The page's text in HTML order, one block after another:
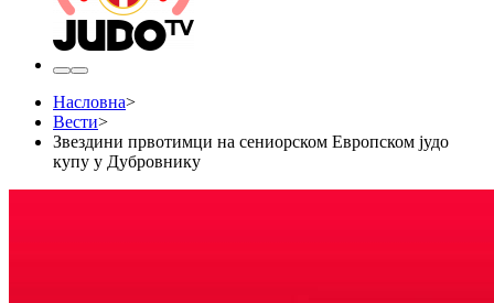
Насловна>
Вести>
Звездини првотимци на сениорском Европском јудо
купу у Дубровнику